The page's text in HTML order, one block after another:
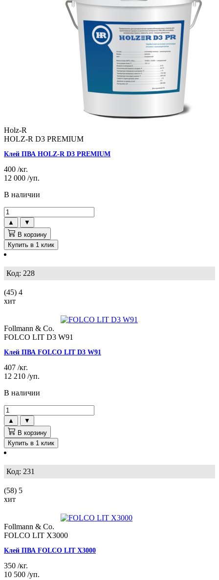
Holz-R
HOLZ-R D3 PREMIUM
Клей ПВА HOLZ-R D3 PREMIUM
400 /кг.
12 000 /уп.
В наличии
▲
▼
В корзину
Купить в 1 клик
Код: 228
(45) 4
хит
Follmann & Co.
FOLCO LIT D3 W91
Клей ПВА FOLCO LIT D3 W91
407 /кг.
12 210 /уп.
В наличии
▲
▼
В корзину
Купить в 1 клик
Код: 231
(58) 5
хит
Follmann & Co.
FOLCO LIT X3000
Клей ПВА FOLCO LIT X3000
350 /кг.
10 500 /уп.